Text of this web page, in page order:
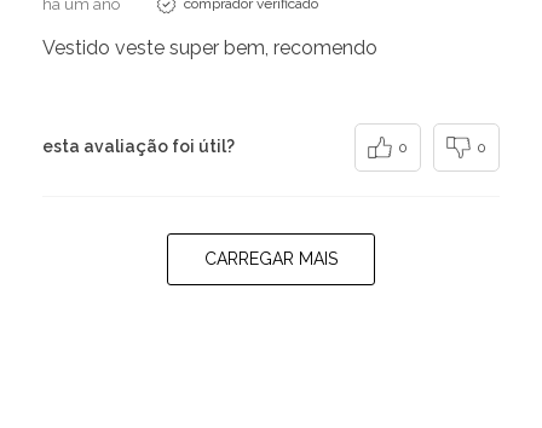
há um ano
Vestido veste super bem, recomendo
esta avaliação foi útil? 0 0
CARREGAR MAIS